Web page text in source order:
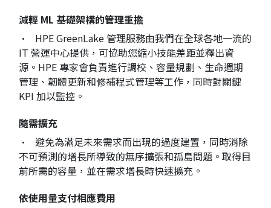
減輕 ML 基礎架構的管理重擔
• HPE GreenLake 管理服務由我們在全球各地一流的
IT 營運中心提供，可協助您縮小技能差距並釋出資
源。HPE 專家會負責進行調校、容量規劃、生命週期
管理、韌體更新和修補程式管理等工作，同時對關鍵
KPI 加以監控。
隨需擴充
• 避免為滿足未來需求而出現的過度建置，同時消除
不可預測的增長所導致的無序擴張和孤島問題。取得目
前所需的容量，並在需求增長時快速擴充。
依使用量支付相應費用